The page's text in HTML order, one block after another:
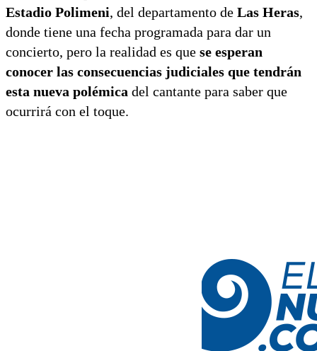
Estadio Polimeni, del departamento de Las Heras,
donde tiene una fecha programada para dar un
concierto, pero la realidad es que se esperan
conocer las consecuencias judiciales que tendrán
esta nueva polémica del cantante para saber que
ocurrirá con el toque.